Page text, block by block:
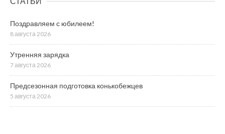
Поздравляем с юбилеем!
8 августа 2026
Утренняя зарядка
7 августа 2026
Предсезонная подготовка конькобежцев
5 августа 2026